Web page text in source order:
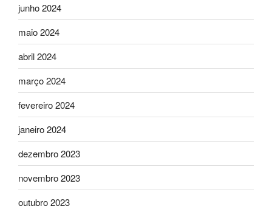
junho 2024
maio 2024
abril 2024
março 2024
fevereiro 2024
janeiro 2024
dezembro 2023
novembro 2023
outubro 2023